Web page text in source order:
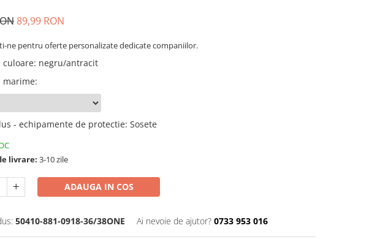
89,99 RON
ne pentru oferte personalizate dedicate companiilor.
culoare: negru/antracit
marime:
- echipamente de protectie: Sosete
livrare: 3-10 zile
ADAUGA IN COS
50410-881-0918-36/38ONE Ai nevoie de ajutor? 0733 953 016